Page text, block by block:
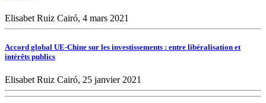
Elisabet Ruiz Cairó, 4 mars 2021
Accord global UE-Chine sur les investissements : entre libéralisation et
intérêts publics
Elisabet Ruiz Cairó, 25 janvier 2021